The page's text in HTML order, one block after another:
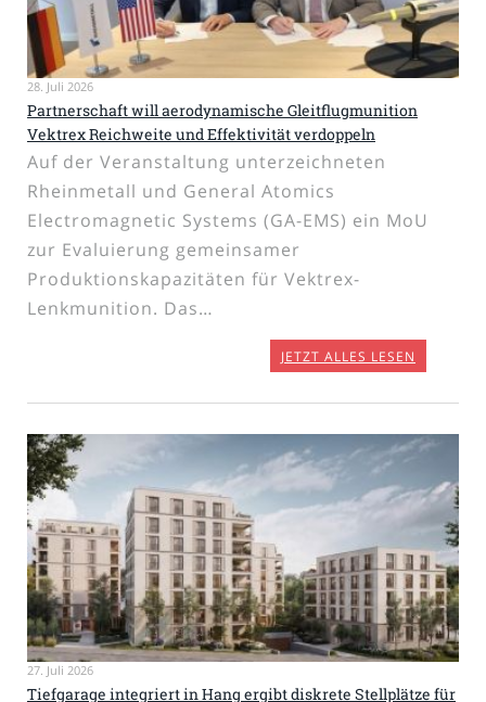
28. Juli 2026
Partnerschaft will aerodynamische Gleitflugmunition
Vektrex Reichweite und Effektivität verdoppeln
Auf der Veranstaltung unterzeichneten
Rheinmetall und General Atomics
Electromagnetic Systems (GA-EMS) ein MoU
zur Evaluierung gemeinsamer
Produktionskapazitäten für Vektrex-
Lenkmunition. Das…
JETZT ALLES LESEN
27. Juli 2026
Tiefgarage integriert in Hang ergibt diskrete Stellplätze für